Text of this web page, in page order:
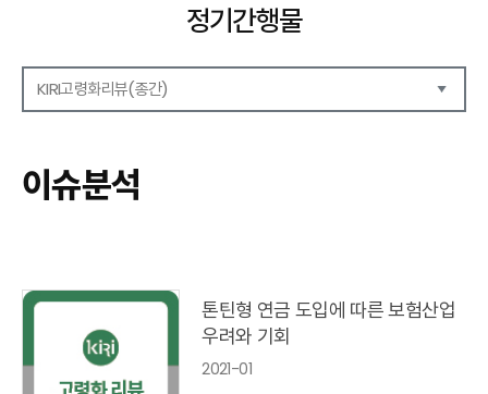
정기간행물
KIRI고령화리뷰(종간)
보험금융연구
KIRI 리포트
이슈 분석(종간)
해외 학술연구 분석(종간)
국내외동향(종간)
특별기고(종간)
이슈분석
톤틴형 연금 도입에 따른 보험산업
우려와 기회
2021-01